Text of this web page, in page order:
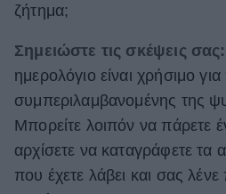
ζήτημα;
Σημειώστε τις σκέψεις σας:
ημερολόγιο είναι χρήσιμο
συμπεριλαμβανομένης της
Μπορείτε λοιπόν να πάρετε
αρχίσετε να καταγράφετε τα
που έχετε λάβει και σας